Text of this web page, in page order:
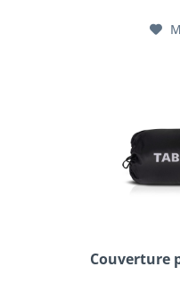
Couverture